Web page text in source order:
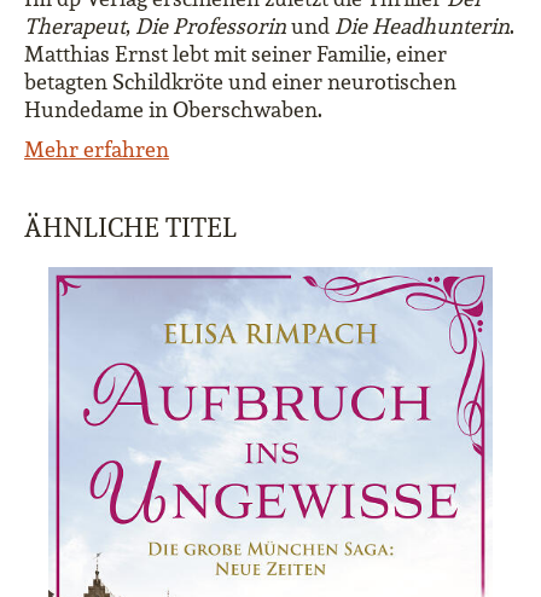
Therapeut, Die Professorinund Die Headhunterin.
Matthias Ernst lebt mit seiner Familie, einer
betagten Schildkröte und einer neurotischen
Hundedame in Oberschwaben.
Mehr erfahren
ÄHNLICHE TITEL